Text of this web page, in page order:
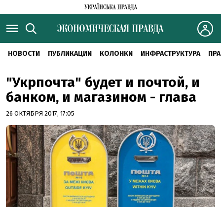
НОВОСТИ ПУБЛИКАЦИИ КОЛОНКИ ИНФРАСТРУКТУРА
"Укрпочта" будет и почтой, и
банком, и магазином - глава
26 ОКТЯБРЯ 2017, 17:05